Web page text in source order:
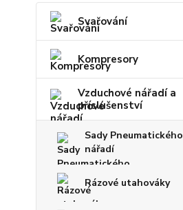
Svařování
Kompresory
Vzduchové nářadí a
příslušenství
Sady Pneumatického
nářadí
Rázové utahováky